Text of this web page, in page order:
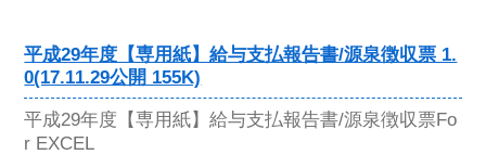
平成29年度【専用紙】給与支払報告書/源泉徴収票 1.
0(17.11.29公開 155K)
平成29年度【専用紙】給与支払報告書/源泉徴収票Fo
r EXCEL